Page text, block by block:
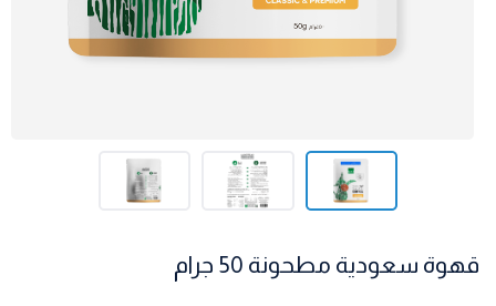
قهوة سعودية مطحونة 50 جرام